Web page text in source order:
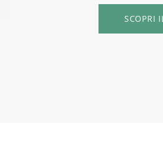
SCOPRI